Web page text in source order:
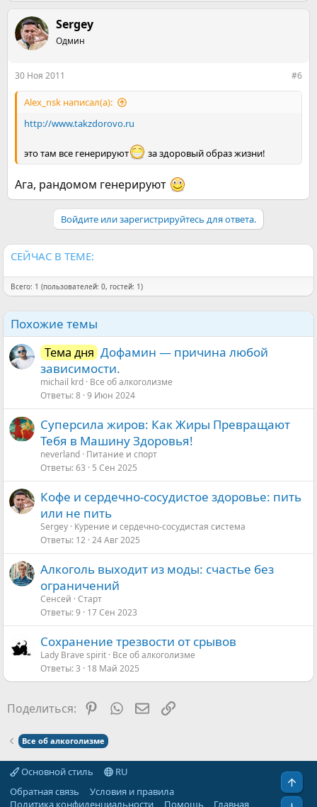
Sergey
Одмин
30 Ноя 2011 #6
Alex_nsk написал(а):
http://www.takzdorovo.ru
это там все генерируют за здоровый образ жизни!
Ага, рандомом генерируют
Войдите или зарегистрируйтесь для ответа.
СЕЙЧАС В ТЕМЕ:
Всего: 1 (пользователей: 0, гостей: 1)
Похожие темы
Тема дня Дофамин — причина любой
зависимости.
michail krd Все об алкоголизме
Ответы 8 9 Июн 2024
Суперсила жиров: Как Жиры Превращают
Тебя в Машину Здоровья!
neverland Питание и спорт
Ответы 63 5 Сен 2025
Кофе и сердечно-сосудистое здоровье: пить
или не пить
Sergey Курение и сердечно-сосудистая система
Ответы 12 24 Авг 2025
Алкоголь выходит из моды: счастье без
ограничений
Сенсей Старт
Ответы 9 17 Сен 2023
Сохранение трезвости от срывов
Lady Brave spirit Все об алкоголизме
Ответы 3 18 Май 2025
Поделиться: Pinterest
WhatsAppЭлектронная почта
Ссылка
Все об алкоголизме
Основной стиль
RU
Обратная связь
Условия и правила
Политика конфиденциальности
Помощь Главная